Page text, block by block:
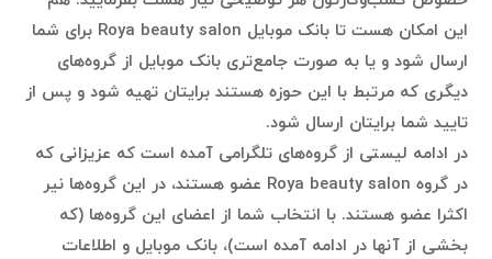
این امکان هست تا بانک موبایل Roya beauty salon برای شما
ارسال شود و یا به صورت جامع‌تری بانک موبایل از گروه‌های
دیگری که مرتبط با این حوزه هستند برایتان تهیه شود و پس از
تایید شما برایتان ارسال شود.
در ادامه لیستی از گروه‌های تلگرامی آمده است که عزیزانی که
در گروه Roya beauty salon عضو هستند، در این گروه‌ها نیر
اکثرا عضو هستند. با انتخاب شما از اعضای این گروه‌ها (که
بخشی از آنها در ادامه آمده است)، بانک موبایل و اطلاعات